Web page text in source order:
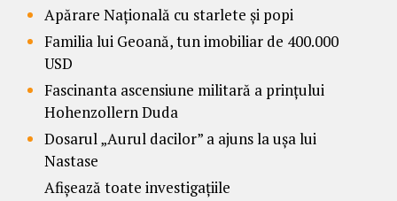
Apărare Națională cu starlete și popi
Familia lui Geoană, tun imobiliar de 400.000
USD
Fascinanta ascensiune militară a prințului
Hohenzollern Duda
Dosarul „Aurul dacilor” a ajuns la ușa lui
Nastase
Afișează toate investigațiile